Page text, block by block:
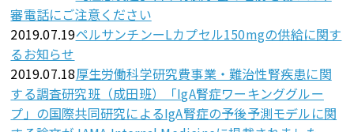
審電話にご注意ください
2019.07.19ペルサンチンーLカプセル150mgの供給に関す
るお知らせ
2019.07.18厚生労働科学研究費事業・難治性腎疾患に関
する調査研究班（成田班）「IgA腎症ワーキンググルー
プ」の国際共同研究によるIgA腎症の予後予測モデルに関